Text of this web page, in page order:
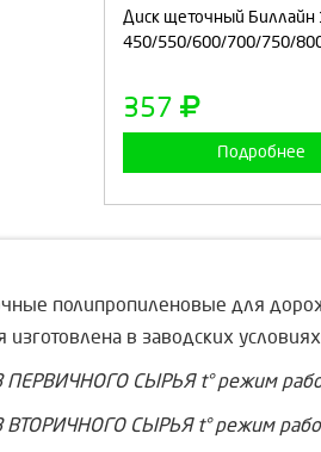
Диск щеточный Биллайн
450/550/600/700/750/
357
Подробнее
полипропиленовые для
в заводских
СЫРЬЯ t° режим
СЫРЬЯ t° режим